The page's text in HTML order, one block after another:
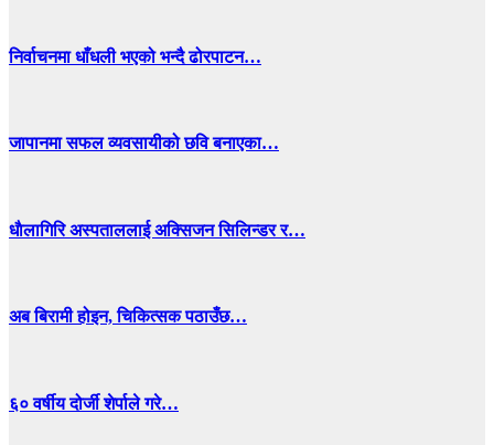
निर्वाचनमा धाँधली भएको भन्दै ढोरपाटन…
जापानमा सफल व्यवसायीको छवि बनाएका…
धाैलागिरि अस्पताललाई अक्सिजन सिलिन्डर र…
अब बिरामी होइन, चिकित्सक पठाउँछ…
६० वर्षीय दोर्जी शेर्पाले गरे…